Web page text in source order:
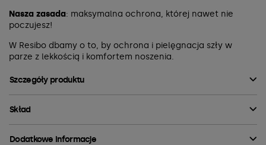
Nasza zasada: maksymalna ochrona, której nawet nie
poczujesz!
W Resibo dbamy o to, by ochrona i pielęgnacja szły w
parze z lekkością i komfortem noszenia.
Szczegóły produktu
Skład
Dodatkowe informacje